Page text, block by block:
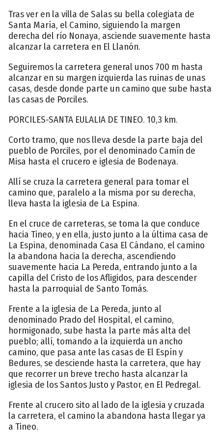
Tras ver en la villa de Salas su bella colegiata de
Santa María, el Camino, siguiendo la margen
derecha del río Nonaya, asciende suavemente hasta
alcanzar la carretera en El Llanón.
Seguiremos la carretera general unos 700 m hasta
alcanzar en su margen izquierda las ruinas de unas
casas, desde donde parte un camino que sube hasta
las casas de Porciles.
PORCILES-SANTA EULALIA DE TINEO. 10,3 km.
Corto tramo, que nos lleva desde la parte baja del
pueblo de Porciles, por el denominado Camín de
Misa hasta el crucero e iglesia de Bodenaya.
Allí se cruza la carretera general para tomar el
camino que, paralelo a la misma por su derecha,
lleva hasta la iglesia de La Espina.
En el cruce de carreteras, se toma la que conduce
hacia Tineo, y en ella, justo junto a la última casa de
La Espina, denominada Casa El Cándano, el camino
la abandona hacia la derecha, ascendiendo
suavemente hacia La Pereda, entrando junto a la
capilla del Cristo de los Afligidos, para descender
hasta la parroquial de Santo Tomás.
Frente a la iglesia de La Pereda, junto al
denominado Prado del Hospital, el camino,
hormigonado, sube hasta la parte más alta del
pueblo; allí, tomando a la izquierda un ancho
camino, que pasa ante las casas de El Espín y
Bedures, se desciende hasta la carretera, que hay
que recorrer un breve trecho hasta alcanzar la
iglesia de los Santos Justo y Pastor, en El Pedregal.
Frente al crucero sito al lado de la iglesia y cruzada
la carretera, el camino la abandona hasta llegar ya
a Tineo.